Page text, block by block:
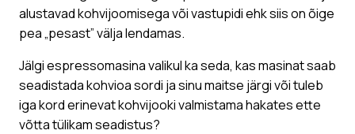
alustavad kohvijoomisega või vastupidi ehk siis on õige
pea „pesast” välja lendamas.
Jälgi espressomasina valikul ka seda, kas masinat saab
seadistada kohvioa sordi ja sinu maitse järgi või tuleb
iga kord erinevat kohvijooki valmistama hakates ette
võtta tülikam seadistus?